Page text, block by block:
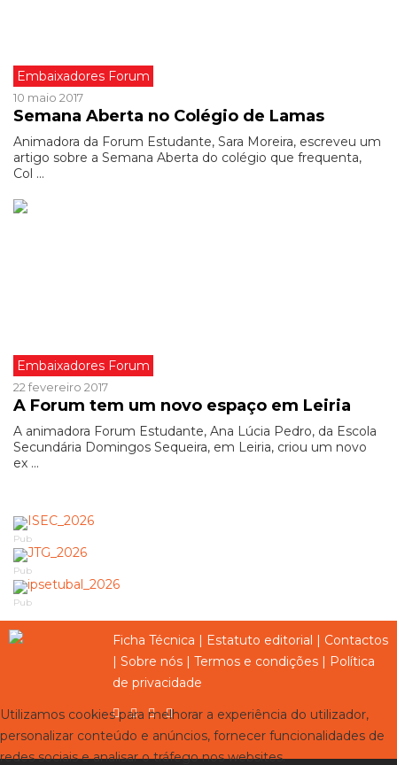
Embaixadores Forum
10 maio 2017
Semana Aberta no Colégio de Lamas
Animadora da Forum Estudante, Sara Moreira, escreveu um
artigo sobre a Semana Aberta do colégio que frequenta,
Col ...
Embaixadores Forum
22 fevereiro 2017
A Forum tem um novo espaço em Leiria
A animadora Forum Estudante, Ana Lúcia Pedro, da Escola
Secundária Domingos Sequeira, em Leiria, criou um novo
ex ...
Pub
Pub
Pub
Ficha Técnica | Estatuto editorial | Contactos
| Sobre nós | Termos e condições | Política
de privacidade
Utilizamos cookies para melhorar a experiência do utilizador,
personalizar conteúdo e anúncios, fornecer funcionalidades de
redes sociais e analisar o tráfego nos websites.